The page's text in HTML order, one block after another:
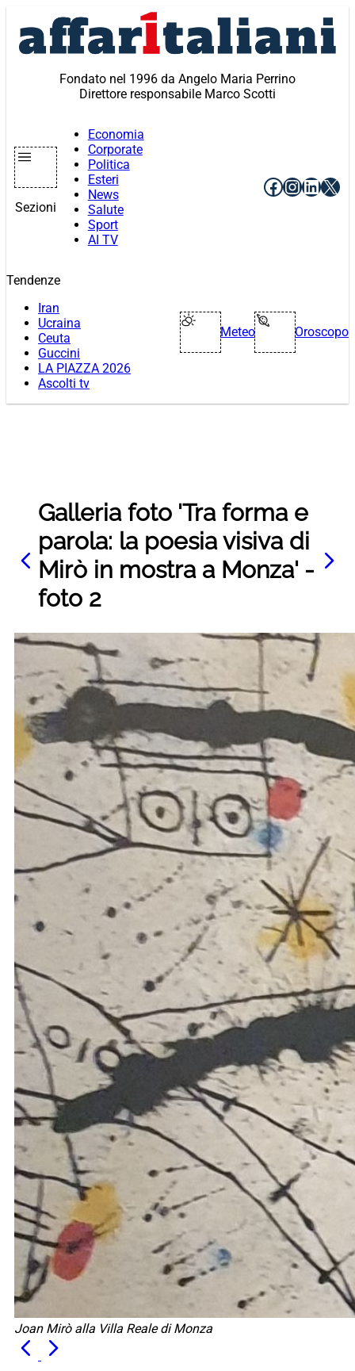
contenuto
Fondato nel 1996 da Angelo Maria Perrino
Direttore responsabile Marco Scotti
Sezioni
Economia
Corporate
Politica
Esteri
News
Salute
Sport
AI TV
Facebook
X
Tendenze
Iran
Ucraina
Ceuta
Guccini
LA PIAZZA 2026
Ascolti tv
Meteo Oroscopo
Galleria foto 'Tra forma e
parola: la poesia visiva di
Mirò in mostra a Monza' -
foto 2
Joan Mirò alla Villa Reale di Monza